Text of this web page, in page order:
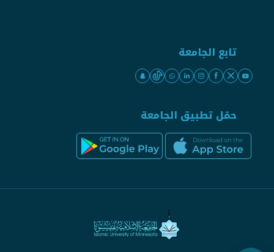
تابع الجامعة
حمّل تطبيق الجامعة